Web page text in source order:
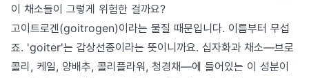
이 채소들이 그렇게 위험한 걸까요?
고이트로겐(goitrogen)이라는 물질 때문입니다. 이름부터 무섭
죠. 'goiter'는 갑상선종이라는 뜻이니까요. 십자화과 채소—브로
콜리, 케일, 양배추, 콜리플라워, 청경채—에 들어있는 이 성분이